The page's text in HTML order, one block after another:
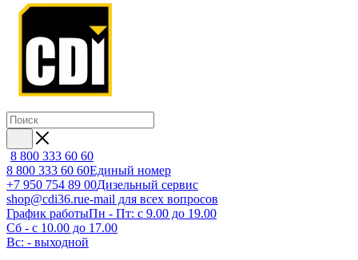
8 800 333 60 60
8 800 333 60 60Единый номер
+7 950 754 89 00Дизельный сервис
shop@cdi36.rue-mail для всех вопросов
График работыПн - Пт: с 9.00 до 19.00
Сб - с 10.00 до 17.00
Вс: - выходной